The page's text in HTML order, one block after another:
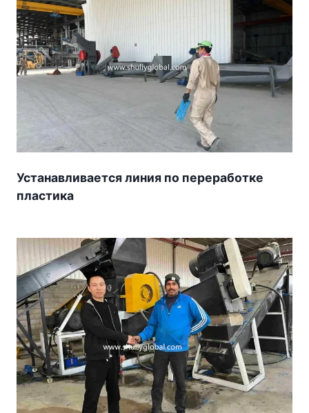
Устанавливается линия по переработке
пластика